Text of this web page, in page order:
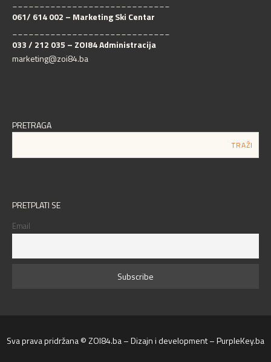
061/ 614 002 – Marketing Ski Centar
033 / 212 035 – ZOI84 Administracija
marketing@zoi84.ba
PRETRAGA
PRETPLATI SE
Email
Sva prava pridržana © ZOI84.ba – Dizajn i development – PurpleKey.ba